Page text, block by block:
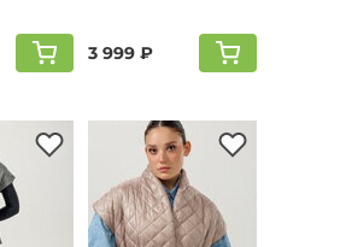
3 999 ₽